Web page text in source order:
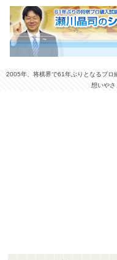
2005年、将棋界で61年ぶりとなるプロ
想いや